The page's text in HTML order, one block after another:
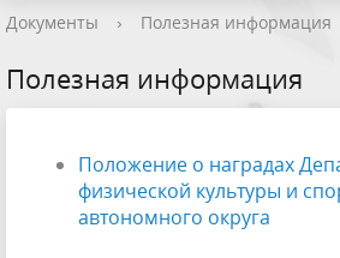
Документы › Полезная информация
Полезная информация
Положение о наградах
физической культуры и
автономного округа